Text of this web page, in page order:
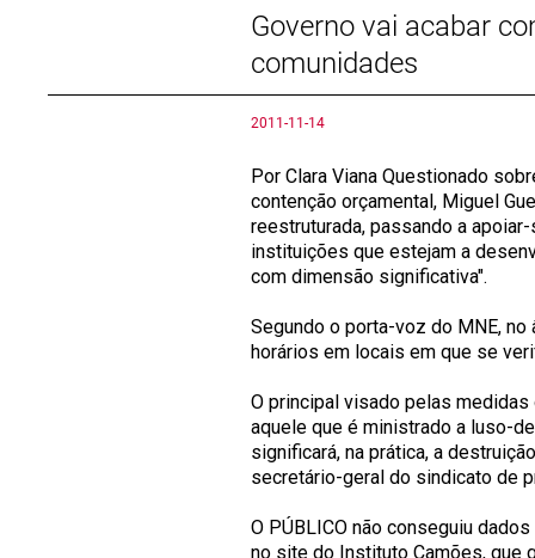
Governo vai acabar
comunidades
2011-11-14
Por Clara Viana Questionado
contenção orçamental, Miguel
reestruturada, passando a
instituições que estejam a
com dimensão significativa".
Segundo o porta-voz do MNE,
horários em locais em que se
O principal visado pelas medidas
aquele que é ministrado a luso-
significará, na prática, a
secretário-geral do sindicato de
O PÚBLICO não conseguiu
no site do Instituto Camões, que